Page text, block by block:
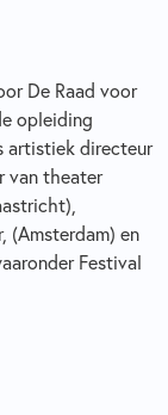
De Raad voor
opleiding
artistiek directeur
van theater
(Amsterdam) en
Festival